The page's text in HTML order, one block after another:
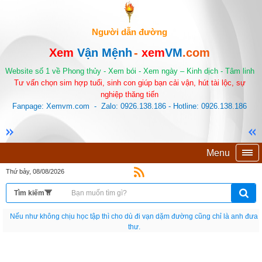
Người dẫn đường
Xem Vận Mệnh- xemVM.com
Website số 1 về Phong thủy - Xem bói - Xem ngày – Kinh dịch - Tâm linh
Tư vấn chọn sim hợp tuổi, sinh con giúp bạn cải vận, hút tài lộc, sự
nghiệp thăng tiến
Fanpage: Xemvm.com - Zalo: 0926.138.186 - Hotline: 0926.138.186
Menu
Thứ bảy, 08/08/2026
Nếu như không chịu học tập thì cho dù đi vạn dặm đường cũng chỉ là anh đưa
thư.